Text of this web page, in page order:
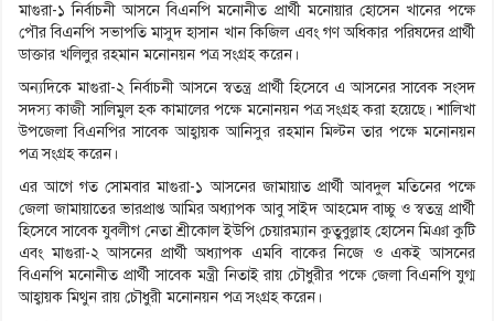
মাগুরা-১ নির্বাচনী আসনে বিএনপি মনোনীত প্রার্থী মনোয়ার হোসেন খানের পক্ষে
পৌর বিএনপি সভাপতি মাসুদ হাসান খান কিজিল এবং গণ অধিকার পরিষদের প্রার্থী
ডাক্তার খলিলুর রহমান মনোনয়ন পত্র সংগ্রহ করেন।
অন্যদিকে মাগুরা-২ নির্বাচনী আসনে স্বতন্ত্র প্রার্থী হিসেবে এ আসনের সাবেক সংসদ
সদস্য কাজী সালিমুল হক কামালের পক্ষে মনোনয়ন পত্র সংগ্রহ করা হয়েছে। শালিখা
উপজেলা বিএনপির সাবেক আহ্বায়ক আনিসুর রহমান মিল্টন তার পক্ষে মনোনয়ন
পত্র সংগ্রহ করেন।
এর আগে গত সোমবার মাগুরা-১ আসনের জামায়াত প্রার্থী আবদুল মতিনের পক্ষে
জেলা জামায়াতের ভারপ্রাপ্ত আমির অধ্যাপক আবু সাইদ আহমেদ বাচ্চু ও স্বতন্ত্র প্রার্থী
হিসেবে সাবেক যুবলীগ নেতা শ্রীকোল ইউপি চেয়ারম্যান কুতুবুল্লাহ হোসেন মিঞা কুটি
এবং মাগুরা-২ আসনের প্রার্থী অধ্যাপক এমবি বাকের নিজে ও একই আসনের
বিএনপি মনোনীত প্রার্থী সাবেক মন্ত্রী নিতাই রায় চৌধুরীর পক্ষে জেলা বিএনপি যুগ্ম
আহ্বায়ক মিথুন রায় চৌধুরী মনোনয়ন পত্র সংগ্রহ করেন।